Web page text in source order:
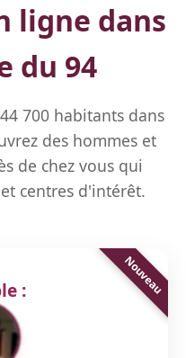
ligne dans
du 94
700 habitants dans
des hommes et
de chez vous qui
centres d'intérêt.
: